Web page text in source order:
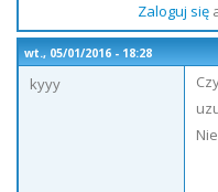
Zaloguj się
wt., 05/01/2016 - 18:28
kyyy